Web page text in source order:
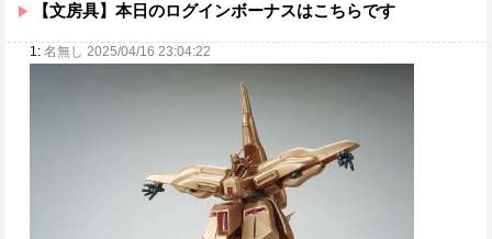
【文房具】本日のログインボーナスはこちらです
1: 名無し 2025/04/16 23:04:22